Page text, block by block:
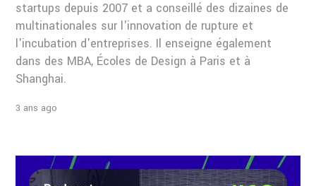
startups depuis 2007 et a conseillé des dizaines de
multinationales sur l'innovation de rupture et
l'incubation d'entreprises. Il enseigne également
dans des MBA, Écoles de Design à Paris et à
Shanghai.
3 ans ago